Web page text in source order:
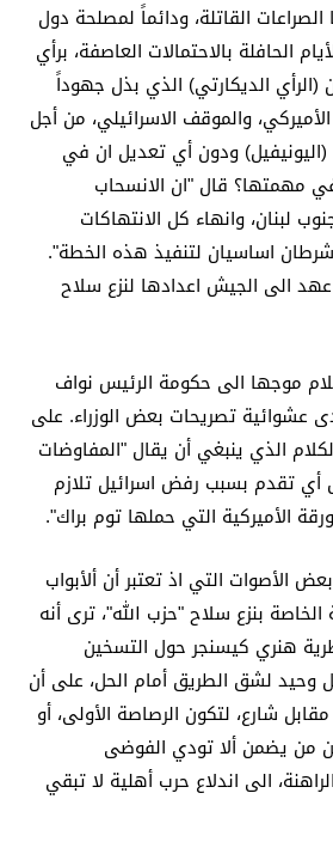
الصراعات القاتلة، ودائماً لمصلحة دول
الحافلة بالاحتمالات العاصفة، برأي
(الرأي الديكارتي) الذي بذل جهوداً
والموقف الاسرائيلي، من أجل
(اليونيفيل) ودون أي تعديل ان في
مهمتها؟ قال "ان الانسحاب
لبنان، وانهاء كل الانتهاكات
شرطان اساسيان لتنفيذ هذه الخطة".
الى الجيش اعدادها لنزع سلاح
موجها الى حكومة الرئيس نواف
عشوائية تصريحات بعض الوزراء. على
الذي ينبغي أن يقال "المفاوضات
أي تقدم بسبب رفض اسرائيل تلازم
الأميركية التي حملها توم براك".
الأصوات التي اذ تعتبر أن ألأبواب
بنزع سلاح "حزب الله"، ترى أنه
هنري كيسنجر حول التسخين
وحيد لشق الطريق أمام الحل، على أن
شارع، لتكون الرصاصة الأولى، أو
من يضمن ألا تودي الفوضى
الى اندلاع حرب أهلية لا تبقي